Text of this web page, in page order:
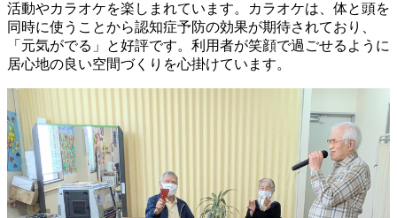
活動やカラオケを楽しまれています。カラオケは、体と頭を
同時に使うことから認知症予防の効果が期待されており、
「元気がでる」と好評です。利用者が笑顔で過ごせるように
居心地の良い空間づくりを心掛けています。